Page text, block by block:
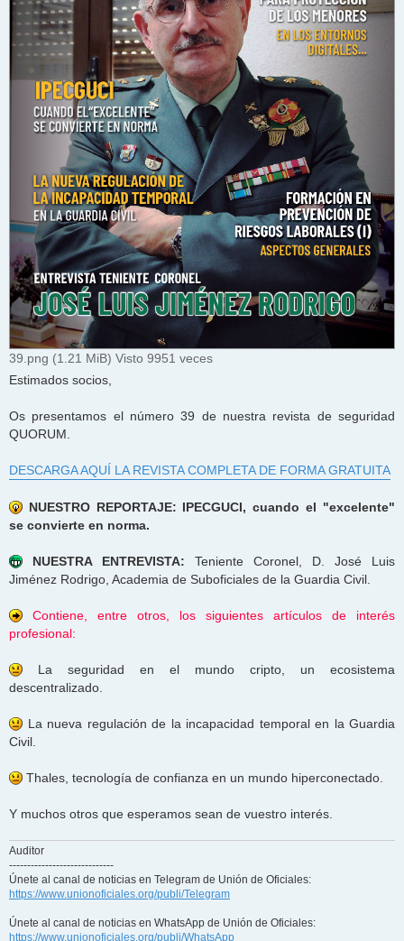
39.png (1.21 MiB) Visto 9951 veces
Estimados socios,
Os presentamos el número 39 de nuestra revista de seguridad
QUORUM.
DESCARGA AQUÍ LA REVISTA COMPLETA DE FORMA GRATUITA
NUESTRO REPORTAJE: IPECGUCI, cuando el "excelente"
se convierte en norma.
NUESTRA ENTREVISTA: Teniente Coronel, D. José Luis
Jiménez Rodrigo, Academia de Suboficiales de la Guardia Civil.
Contiene, entre otros, los siguientes artículos de interés
profesional:
La seguridad en el mundo cripto, un ecosistema
descentralizado.
La nueva regulación de la incapacidad temporal en la Guardia
Civil.
Thales, tecnología de confianza en un mundo hiperconectado.
Y muchos otros que esperamos sean de vuestro interés.
Auditor
-----------------------------
Únete al canal de noticias en Telegram de Unión de Oficiales:
https://www.unionoficiales.org/publi/Telegram
Únete al canal de noticias en WhatsApp de Unión de Oficiales:
https://www.unionoficiales.org/publi/WhatsApp